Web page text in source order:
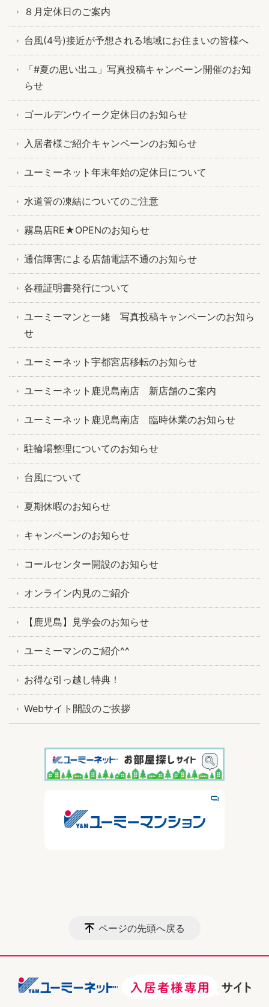
８月定休日のご案内
台風(4号)接近が予想される地域にお住まいの皆様へ
「#夏の思い出ユ」写真投稿キャンペーン開催のお知
らせ
ゴールデンウイーク定休日のお知らせ
入居者様ご紹介キャンペーンのお知らせ
ユーミーネット年末年始の定休日について
水道管の凍結についてのご注意
霧島店RE★OPENのお知らせ
通信障害による店舗電話不通のお知らせ
各種証明書発行について
ユーミーマンと一緒 写真投稿キャンペーンのお知ら
せ
ユーミーネット宇都宮店移転のお知らせ
ユーミーネット鹿児島南店 新店舗のご案内
ユーミーネット鹿児島南店 臨時休業のお知らせ
駐輪場整理についてのお知らせ
台風について
夏期休暇のお知らせ
キャンペーンのお知らせ
コールセンター開設のお知らせ
オンライン内見のご紹介
【鹿児島】見学会のお知らせ
ユーミーマンのご紹介^^
お得な引っ越し特典！
Webサイト開設のご挨拶
ページの先頭へ戻る